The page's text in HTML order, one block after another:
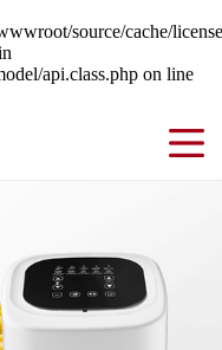
source/cache/
api.class.php on line